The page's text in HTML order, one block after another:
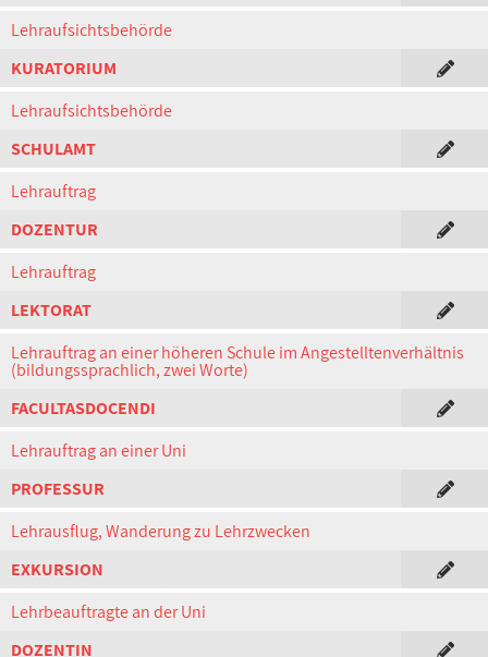
Lehraufsichtsbehörde
KURATORIUM
Lehraufsichtsbehörde
SCHULAMT
Lehrauftrag
DOZENTUR
Lehrauftrag
LEKTORAT
Lehrauftrag an einer höheren Schule im Angestelltenverhältnis
(bildungssprachlich, zwei Worte)
FACULTASDOCENDI
Lehrauftrag an einer Uni
PROFESSUR
Lehrausflug, Wanderung zu Lehrzwecken
EXKURSION
Lehrbeauftragte an der Uni
DOZENTIN